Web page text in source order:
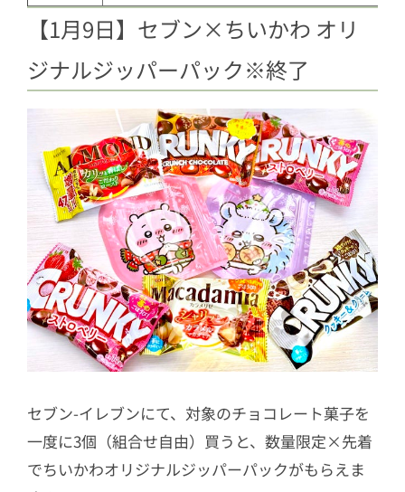
【1月9日】セブン×ちいかわ オリ
ジナルジッパーパック※終了
セブン-イレブンにて、対象のチョコレート菓子を
一度に3個（組合せ自由）買うと、数量限定×先着
でちいかわオリジナルジッパーパックがもらえま